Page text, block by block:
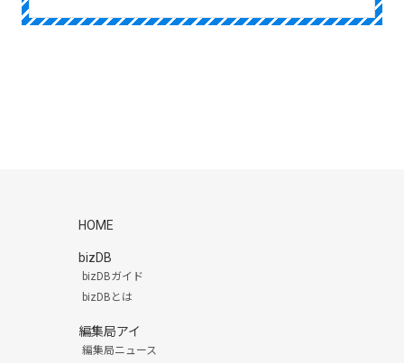
HOME
bizDB
bizDBガイド
bizDBとは
編集局アイ
編集局ニュース